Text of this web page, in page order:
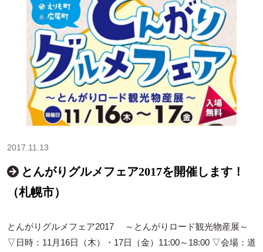
2017.11.13
とんがりグルメフェア2017を開催します！
（札幌市）
とんがりグルメフェア2017 ～とんがりロード観光物産展～
▽日時：11月16日（木）・17日（金）11:00～18:00 ▽会場：道